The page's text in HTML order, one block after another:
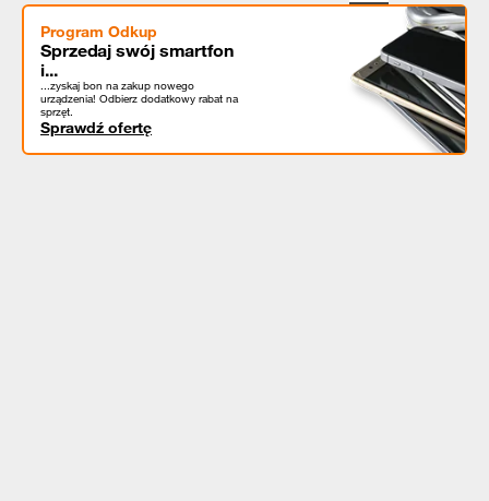
Program Odkup
Sprzedaj swój smartfon
i...
...zyskaj bon na zakup nowego
urządzenia! Odbierz dodatkowy rabat na
sprzęt.
Sprawdź ofertę